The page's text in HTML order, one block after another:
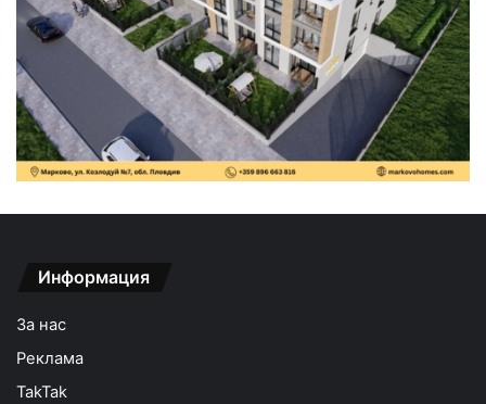
Информация
За нас
Реклама
TakTak